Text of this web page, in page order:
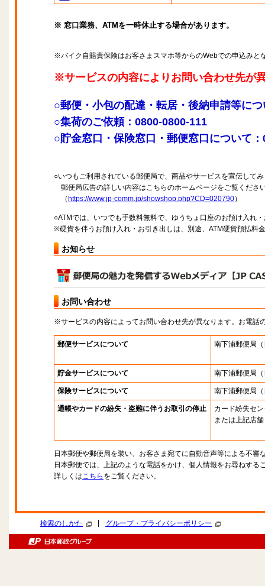
※ 窓口業務、ATMを一時休止する場合があります。
※バイク自賠責保険はお客さまスマホ等からのWebでの申込みと
※サービスの内容によりお問い合わせ先が
○郵便・小包の配達・転居・後納申請等に
○集荷のご依頼：0800-0800-111
○貯金窓口・保険窓口・郵便窓口について
○いつもご利用されている郵便局で、商品やサービスを宣伝して
郵便局広告の詳しい内容はこちらのホームページをご覧くださ
（ https://www.jp-comm.jp/showshop.php?CD=020790）
○ATMでは、いつでも手数料無料で、ゆうちょ口座のお預け入れ
※硬貨を伴うお預け入れ・お引き出しは、別途、ATM硬貨預払料
お知らせ
お問い合わせ
※サービスの内容によってお問い合わせ先が異なります。お電話
郵便サービスについて 南下浦郵便局
貯金サービスについて 南下浦郵便局
保険サービスについて 南下浦郵便局
通帳やカードの紛失・盗難に伴うお取引の停止
カード紛失セ
または上記店舗
日本郵便や郵便局を装い、お客さま宛てに自動音声等による不審
日本郵便では、上記のような電話をかけ、個人情報をお尋ねする
詳しくはこちら をご覧ください。
検索のしかた グループ・プライバシーポリシー